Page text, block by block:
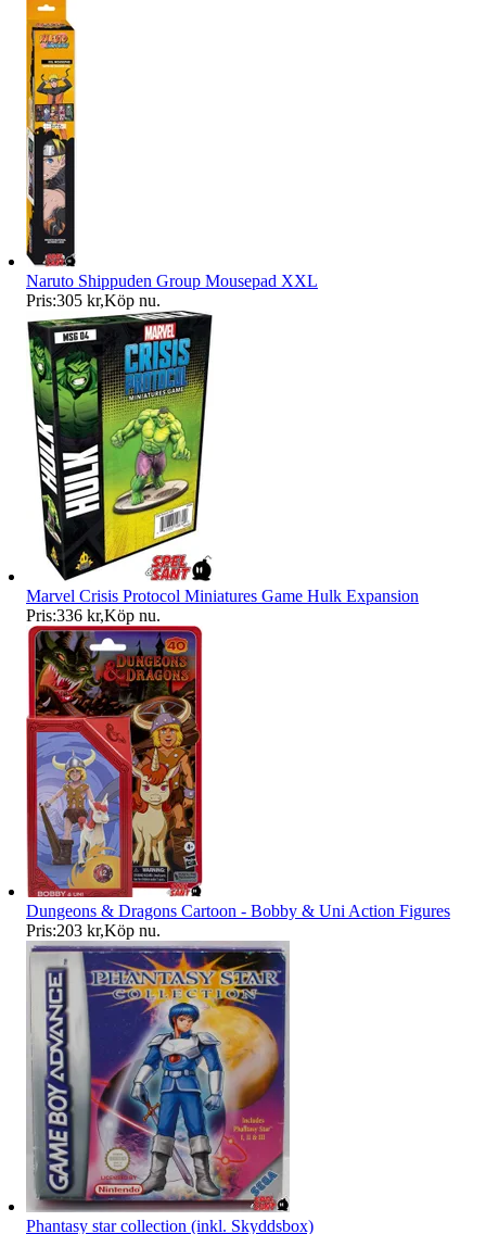
Naruto Shippuden Group Mousepad XXL
Pris:305 kr,Köp nu.
Marvel Crisis Protocol Miniatures Game Hulk Expansion
Pris:336 kr,Köp nu.
Dungeons & Dragons Cartoon - Bobby & Uni Action Figures
Pris:203 kr,Köp nu.
Phantasy star collection (inkl. Skyddsbox)